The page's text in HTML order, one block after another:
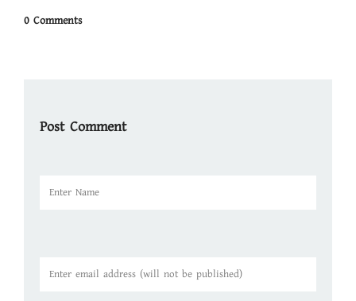
0 Comments
Post Comment